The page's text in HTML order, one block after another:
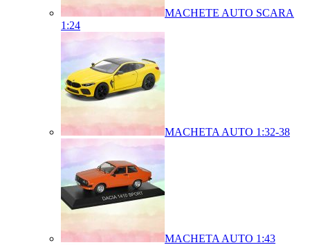
MACHETE AUTO SCARA
1:24
MACHETA AUTO 1:32-38
MACHETA AUTO 1:43